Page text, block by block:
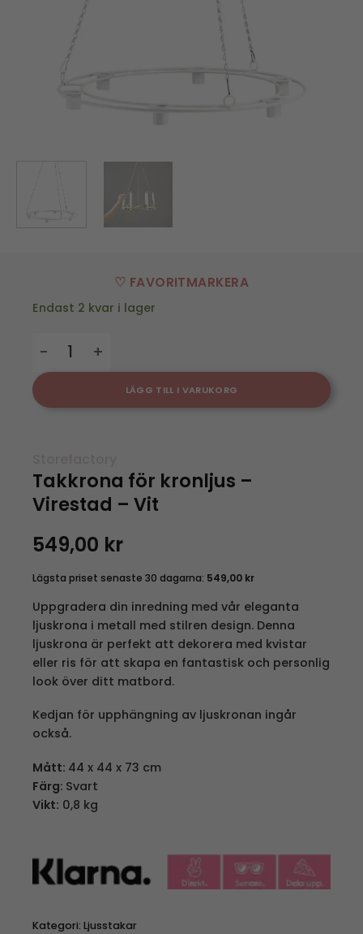
♡ FAVORITMARKERA
Endast 2 kvar i lager
LÄGG TILL I VARUKORG
Takkrona för kronljus –
Virestad – Vit
549,00 kr
Lägsta priset senaste 30 dagarna: 549,00 kr
Uppgradera din inredning med vår eleganta
ljuskrona i metall med stilren design. Denna
ljuskrona är perfekt att dekorera med kvistar
eller ris för att skapa en fantastisk och personlig
look över ditt matbord.
Kedjan för upphängning av ljuskronan ingår
också.
Mått: 44 x 44 x 73 cm
Färg: Svart
Vikt: 0,8 kg
Kategori: Ljusstakar